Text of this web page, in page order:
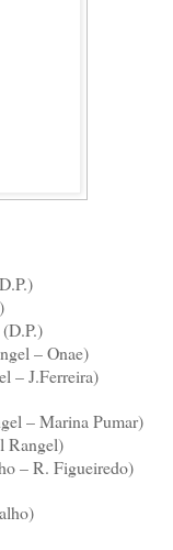
– Onae)
– J.Ferreira)
– Marina Pumar)
Rangel)
– R. Figueiredo)